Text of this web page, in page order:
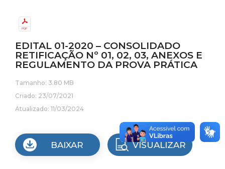
EDITAL 01-2020 – CONSOLIDADO
RETIFICAÇÃO Nº 01, 02, 03, ANEXOS E
REGULAMENTO DA PROVA PRÁTICA
Tamanho: 3.80 MB
Criado: 23/07/2021
Atualizado: 11/03/2024
BAIXAR VISUALIZAR